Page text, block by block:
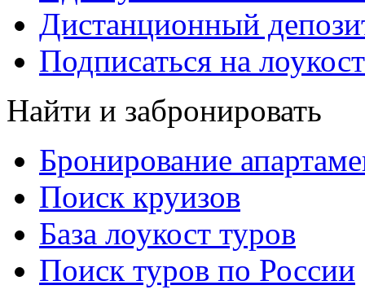
Дистанционный
Подписаться на
Найти и забронировать
Бронирование
Поиск круизов
База лоукост туров
Поиск туров по России